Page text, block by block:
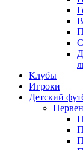
Клубы
Игроки
Детский